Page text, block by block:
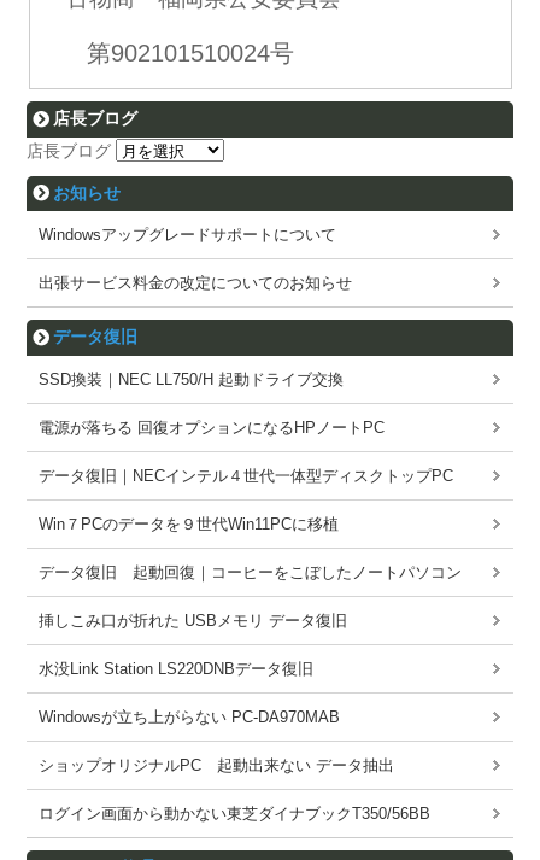
第902101510024号
店長ブログ
店長ブログ
お知らせ
Windowsアップグレードサポートについて
出張サービス料金の改定についてのお知らせ
データ復旧
SSD換装｜NEC LL750/H 起動ドライブ交換
電源が落ちる 回復オプションになるHPノートPC
データ復旧｜NECインテル４世代一体型ディスクトップPC
Win７PCのデータを９世代Win11PCに移植
データ復旧 起動回復｜コーヒーをこぼしたノートパソコン
挿しこみ口が折れた USBメモリ データ復旧
水没Link Station LS220DNBデータ復旧
Windowsが立ち上がらない PC-DA970MAB
ショップオリジナルPC 起動出来ない データ抽出
ログイン画面から動かない東芝ダイナブックT350/56BB